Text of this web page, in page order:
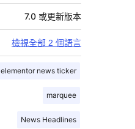
7.0 或更新版本
檢視全部 2 個語言
elementor news ticker
marquee
News Headlines